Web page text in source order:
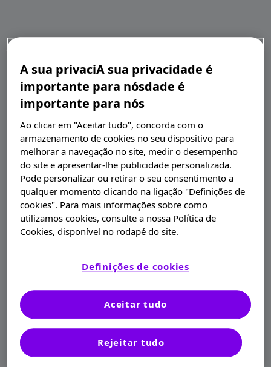
A sua privaciA sua privacidade é
importante para nósdade é
importante para nós
Ao clicar em "Aceitar tudo", concorda com o
armazenamento de cookies no seu dispositivo para
melhorar a navegação no site, medir o desempenho
do site e apresentar-lhe publicidade personalizada.
Pode personalizar ou retirar o seu consentimento a
qualquer momento clicando na ligação "Definições de
cookies". Para mais informações sobre como
utilizamos cookies, consulte a nossa Política de
Cookies, disponível no rodapé do site.
Definições de cookies
Rejeitar tudo
Aceitar tudo